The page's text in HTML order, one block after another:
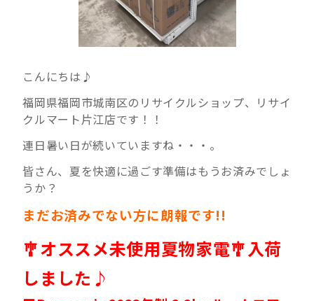
こんにちは♪
福岡県福岡市城南区のリサイクルショップ、リサイ
クルマート片江店です！！
連日暑い日が続いていますね・・・。
皆さん、夏を快適に過ごす準備はもうお済みでしょ
うか？
まだお済みでない方に朗報です!!
🎐オススメ未使用夏物家電🎐入荷
しました♪